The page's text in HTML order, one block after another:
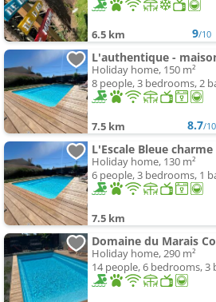
6.5 km 9/10
Holiday home, 150 m²
8 people, 3 bedrooms, 2
7.5 km 8.7/10
L'Escale Bleue
Holiday home, 130 m²
6 people, 3 bedrooms, 1
7.5 km
Domaine du Marais
Holiday home, 290 m²
14 people, 6 bedrooms,